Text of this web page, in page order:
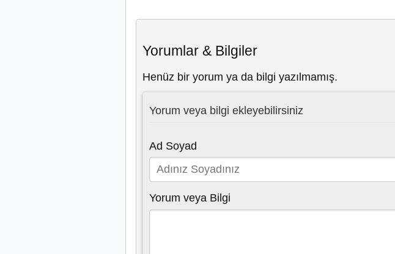
Yorumlar & Bilgiler
Henüz bir yorum ya da bilgi yazılmamış.
Yorum veya bilgi ekleyebilirsiniz
Ad Soyad
Yorum veya Bilgi